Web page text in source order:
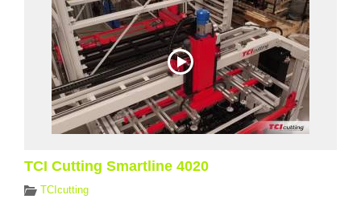
TCI Cutting Smartline 4020
TCIcutting